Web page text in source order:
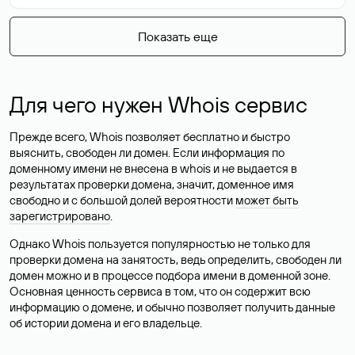
Показать еще
Для чего нужен Whois сервис
Прежде всего, Whois позволяет бесплатно и быстро
выяснить, свободен ли домен. Если информация по
доменному имени не внесена в whois и не выдается в
результатах проверки домена, значит, доменное имя
свободно и с большой долей вероятности может быть
зарегистрировано.
Однако Whois пользуется популярностью не только для
проверки домена на занятость, ведь определить, свободен ли
домен можно и в процессе подбора имени в доменной зоне.
Основная ценность сервиса в том, что он содержит всю
информацию о домене, и обычно позволяет получить данные
об истории домена и его владельце.